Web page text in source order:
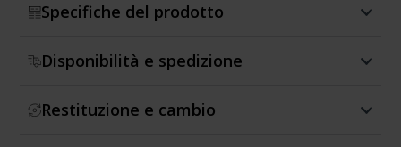
Specifiche del prodotto
Disponibilità e spedizione
Restituzione e cambio